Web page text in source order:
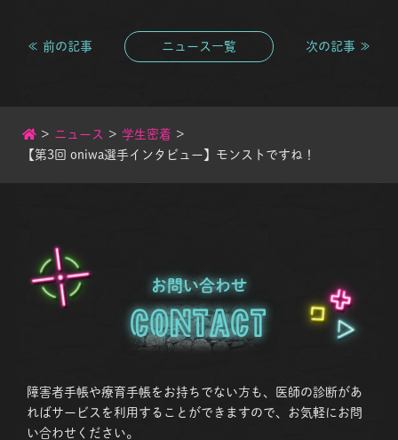
≪ 前の記事 ニュース一覧 次の記事 ≫
> ニュース > 学生密着 >
【第3回 oniwa選手インタビュー】モンストですね！
お問い合わせ
Contact
障害者手帳や療育手帳をお持ちでない方も、医師の診断があ
ればサービスを利用することができますので、お気軽にお問
い合わせください。